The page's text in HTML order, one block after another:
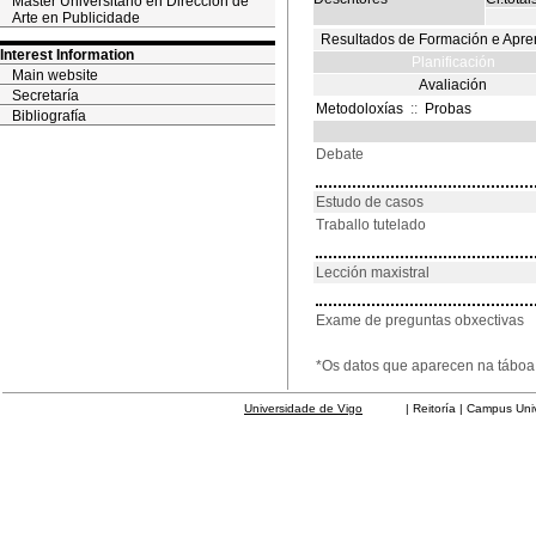
Arte en Publicidade
Interest Information
Main website
Secretaría
Bibliografía
Resultados de Formación e
Planificación
Avaliación
Metodoloxías :: Probas
Debate
Estudo de casos
Traballo tutelado
Lección maxistral
Exame de preguntas obxectivas
*Os datos que aparecen na
Universidade de Vigo | Reitoría | Campus